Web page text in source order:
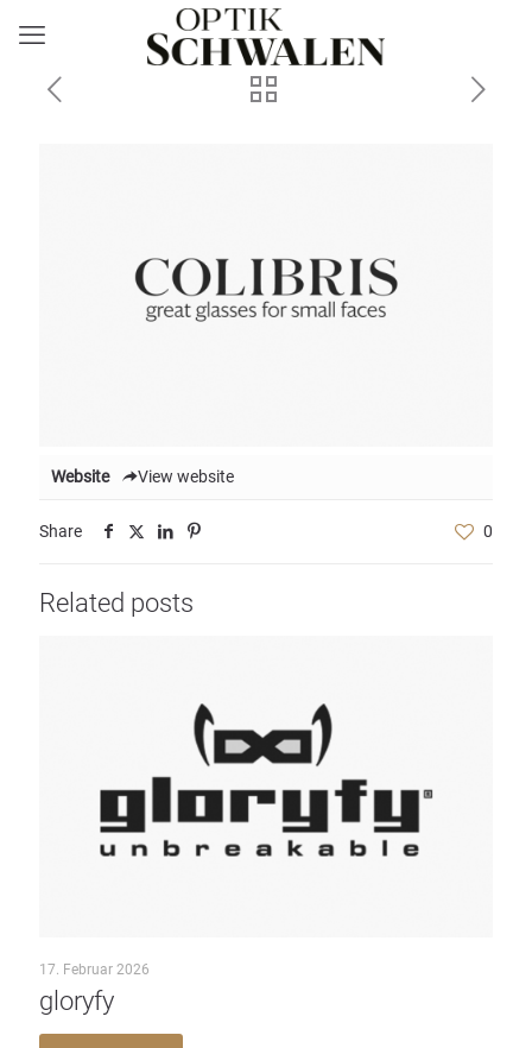
Website View website
Share 0
Related posts
17. Februar 2026
gloryfy